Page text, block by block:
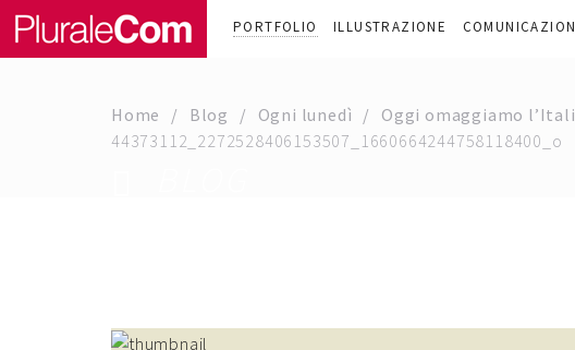
PORTFOLIO ILLUSTRAZIONE
Home Blog Ogni lunedì
Oggi omaggiamo
44373112_2272528406153507_1660664244758118400_o